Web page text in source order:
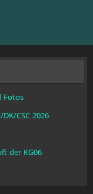
Fotos
CSC 2026
der KG06